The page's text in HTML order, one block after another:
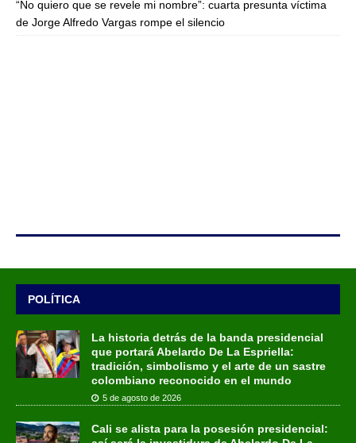
“No quiero que se revele mi nombre”: cuarta presunta víctima
de Jorge Alfredo Vargas rompe el silencio
POLÍTICA
La historia detrás de la banda presidencial
que portará Abelardo De La Espriella:
tradición, simbolismo y el arte de un sastre
colombiano reconocido en el mundo
5 de agosto de 2026
Cali se alista para la posesión presidencial: